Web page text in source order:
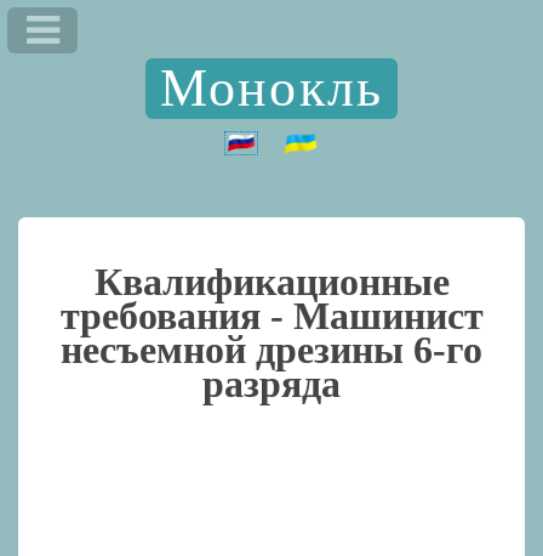
Монокль
Квалификационные
требования - Машинист
несъемной дрезины 6-го
разряда